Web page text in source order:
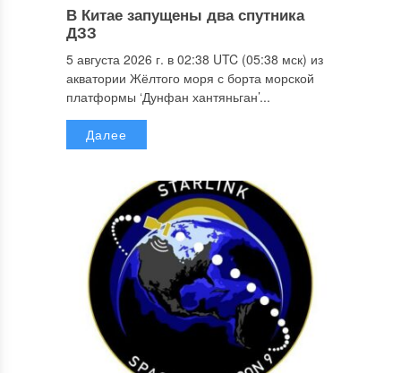
В Китае запущены два спутника
ДЗЗ
5 августа 2026 г. в 02:38 UTC (05:38 мск) из
акватории Жёлтого моря с борта морской
платформы ‘Дунфан хантяньган’...
Далее